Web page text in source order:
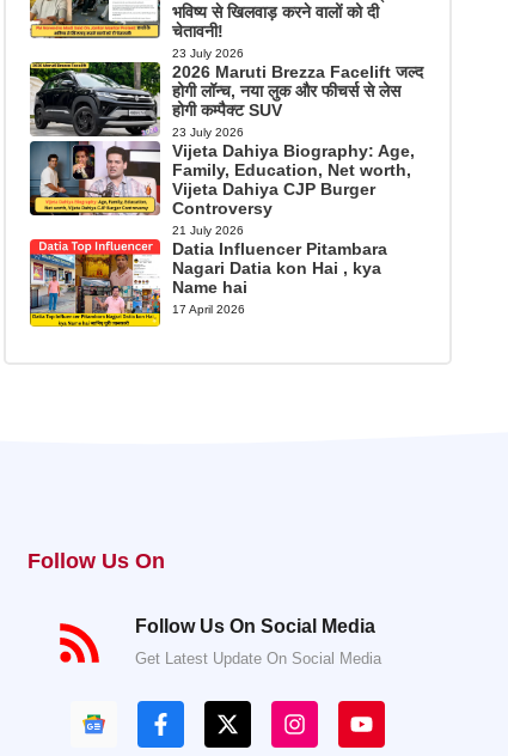
भविष्य से खिलवाड़ करने वालों को दी
चेतावनी!
23 July 2026
2026 Maruti Brezza Facelift जल्द
होगी लॉन्च, नया लुक और फीचर्स से लेस
होगी कम्पैक्ट SUV
23 July 2026
Vijeta Dahiya Biography: Age,
Family, Education, Net worth,
Vijeta Dahiya CJP Burger
Controversy
21 July 2026
Datia Influencer Pitambara
Nagari Datia kon Hai , kya
Name hai
17 April 2026
Follow Us On
Follow Us On Social Media
Get Latest Update On Social Media